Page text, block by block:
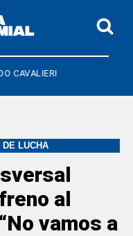
LUCHA
al
vamos a